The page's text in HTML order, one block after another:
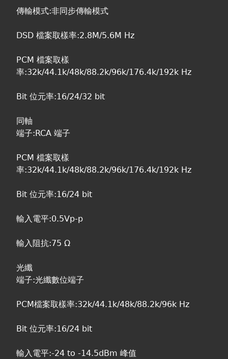
傳輸模式:非同步傳輸模式
DSD 檔案取樣率:2.8M/5.6M Hz
PCM 檔案取樣
率:32k/44.1k/48k/88.2k/96k/176.4k/192k Hz
Bit 位元率:16/24/32 bit
同軸
端子:RCA 端子
PCM 檔案取樣
率:32k/44.1k/48k/88.2k/96k/176.4k/192k Hz
Bit 位元率:16/24 bit
輸入電平:0.5Vp-p
輸入阻抗:75 Ω
光纖
端子:光纖數位端子
PCM檔案取樣率:32k/44.1k/48k/88.2k/96k Hz
Bit 位元率:16/24 bit
輸入電平:-24 to -14.5dBm 峰值